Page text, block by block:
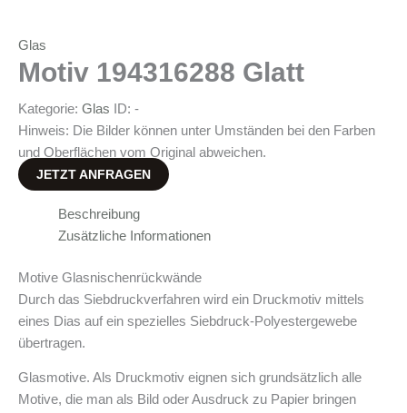
Glas
Motiv 194316288 Glatt
Kategorie: Glas ID: -
Hinweis: Die Bilder können unter Umständen bei den Farben
und Oberflächen vom Original abweichen.
JETZT ANFRAGEN
Beschreibung
Zusätzliche Informationen
Motive Glasnischenrückwände
Durch das Siebdruckverfahren wird ein Druckmotiv mittels
eines Dias auf ein spezielles Siebdruck-Polyestergewebe
übertragen.
Glasmotive. Als Druckmotiv eignen sich grundsätzlich alle
Motive, die man als Bild oder Ausdruck zu Papier bringen